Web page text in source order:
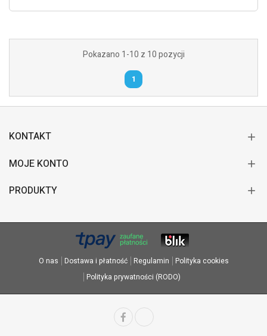
Pokazano 1-10 z 10 pozycji
1
KONTAKT
MOJE KONTO
PRODUKTY
O nas Dostawa i płatność Regulamin
Polityka cookies
Polityka prywatności (RODO)